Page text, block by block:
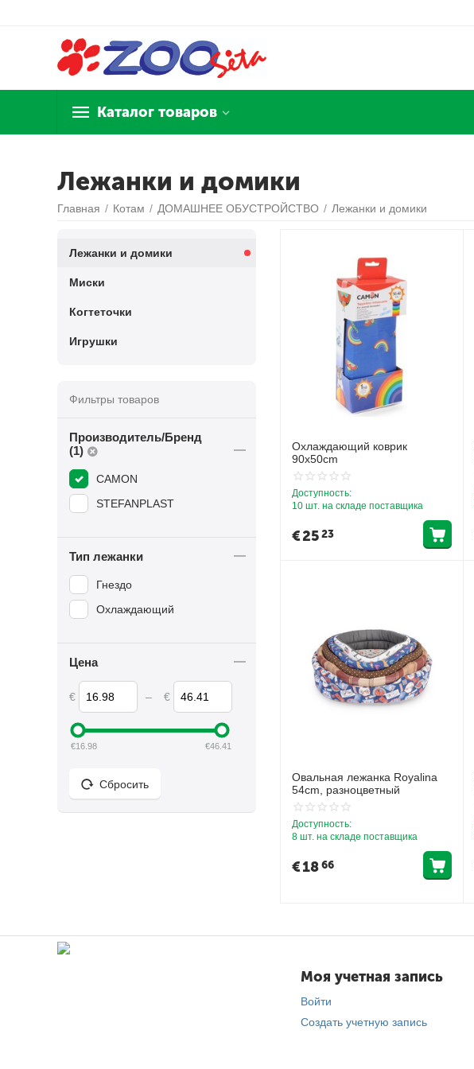
Каталог товаров
Лежанки и домики
Главная / Котам / ДОМАШНЕЕ ОБУСТРОЙСТВО / Лежанки и домики
Охлаждающий коврик
90x50cm
Доступность:
10 шт. на складе поставщика
€2523
Овальная лежанка Royalina
54cm, разноцветный
Доступность:
8 шт. на складе поставщика
€1866
Лежанки и домики
Миски
Когтеточки
Игрушки
Фильтры товаров
Производитель/Бренд
(1)
CAMON
STEFANPLAST
Тип лежанки
Гнездо
Охлаждающий
Цена
€ – €
€16.98 €46.41
Сбросить
Моя учетная запись
Войти
Создать учетную запись